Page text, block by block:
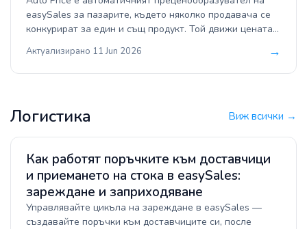
easySales за пазарите, където няколко продавача се
конкурират за един и същ продукт. Той движи цената
да спечелиш първата позиция, без никога да
продаваш под своя минимум. Това ръководство
Актуализирано 11 Jun 2026 →
Логистика Виж всички →
Как работят поръчките към доставчици
и приемането на стока в easySales:
зареждане и заприходяване
Управлявайте цикъла на зареждане в easySales —
създавайте поръчки към доставчиците си, после